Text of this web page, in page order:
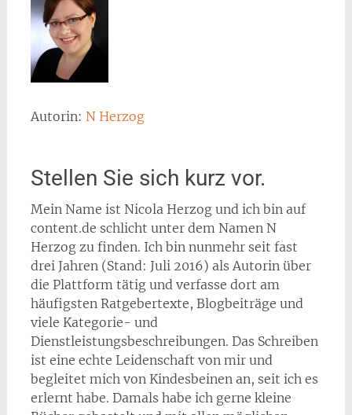
Autorin: N Herzog
Stellen Sie sich kurz vor.
Mein Name ist Nicola Herzog und ich bin auf
content.de schlicht unter dem Namen N
Herzog zu finden. Ich bin nunmehr seit fast
drei Jahren (Stand: Juli 2016) als Autorin über
die Plattform tätig und verfasse dort am
häufigsten Ratgebertexte, Blogbeiträge und
viele Kategorie- und
Dienstleistungsbeschreibungen. Das Schreiben
ist eine echte Leidenschaft von mir und
begleitet mich von Kindesbeinen an, seit ich es
erlernt habe. Damals habe ich gerne kleine